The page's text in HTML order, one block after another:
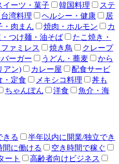
イーツ・菓子 韓国料理
ステ
湾料理 ヘルシー・健康
居
・肉まん 焼肉・ホルモン
カ
つけ麺・油そば
たこ焼き・
ァミレス 焼き鳥
クレープ
ーガー
うどん・蕎麦
から
アン) カレー屋
配食サービ
・定食 メキシコ料理
丼も
ちゃんぽん 洋食
魚介・海
きる
半年以内に開業/独立でき
間に働ける
空き時間で稼ぐ
ート
高齢者向けビジネス